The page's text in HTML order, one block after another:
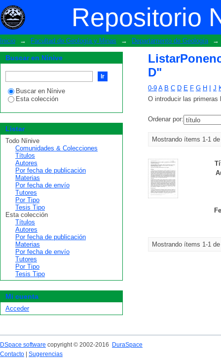
Repositorio
ListarPonencias de Eventos-
Inicio → Facultad de Geología y Minas → Departamento de Geología →
D"
0-9 A B C D E F G H J
O introducir las primeras
Ordenar por:
Mostrando ítems 1-1
Mostrando ítems 1-1
Buscar en Nínive
Buscar en Nínive
Esta colección
Listar
Todo Nínive
Comunidades & Colecciones
Títulos
Autores
Por fecha de publicación
Materias
Por fecha de envío
Tutores
Por Tipo
Tesis Tipo
Esta colección
Títulos
Autores
Por fecha de publicación
Materias
Por fecha de envío
Tutores
Por Tipo
Tesis Tipo
Mi cuenta
Acceder
DSpace software copyright © 2002-2016
DuraSpace
Contacto
Sugerencias